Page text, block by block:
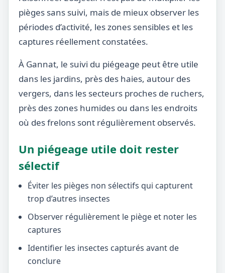
pièges sans suivi, mais de mieux observer les
périodes d’activité, les zones sensibles et les
captures réellement constatées.
À Gannat, le suivi du piégeage peut être utile
dans les jardins, près des haies, autour des
vergers, dans les secteurs proches de ruchers,
près des zones humides ou dans les endroits
où des frelons sont régulièrement observés.
Un piégeage utile doit rester
sélectif
Éviter les pièges non sélectifs qui capturent
trop d’autres insectes
Observer régulièrement le piège et noter les
captures
Identifier les insectes capturés avant de
conclure